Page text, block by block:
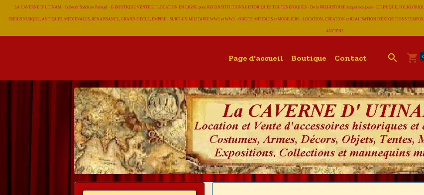
LA CAVERNE D' UTINAM - Collectif Solidaire Partagé - E-BOUTIQUE VENTE ET LOCATION EN LIGNE pour RECONSTITUTIONS HISTORIQUES TOUTES EPOQUES - De la PREHISTOIRE jusqu'à nos jours - ETHNIQUE,
PREHISTORIQUE, ANTIQUES, MEDIEVALES, RENAISSANCE, GRAND SIECLE, EMPIRE - SURPLUS MILITAIRE WW1 et WW2 - OBJETS, MEUBLES et MOBILIERS - LOCATION, CREATION et REALISATION D'EXPOSITIONS
ANCIENS
Page d'accueil Boutique Contact